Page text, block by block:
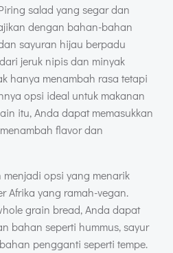
salad yang segar dan
dengan bahan-bahan
sayuran hijau berpadu
jeruk nipis dan minyak
hanya menambah rasa tetapi
opsi ideal untuk makanan
itu, Anda dapat memasukkan
flavor dan
opsi yang menarik
Afrika yang ramah-vegan.
grain bread, Anda dapat
bahan seperti hummus, sayur
pengganti seperti tempe.